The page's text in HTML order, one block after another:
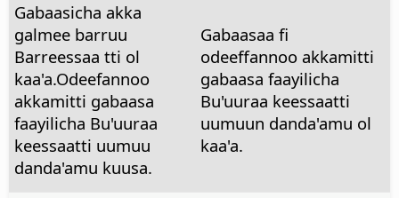
Gabaasicha akka
galmee barruu
Barreessaa tti ol
kaa'a.Odeefannoo
akkamitti gabaasa
faayilicha Bu'uuraa
keessaatti uumuu
danda'amu kuusa.
Gabaasaa fi
odeeffannoo akkamitti
gabaasa faayilicha
Bu'uuraa keessaatti
uumuun danda'amu ol
kaa'a.